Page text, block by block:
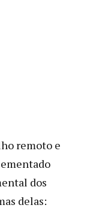
remoto e
dos
delas: